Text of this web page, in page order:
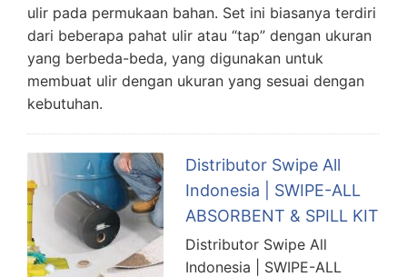
ulir pada permukaan bahan. Set ini biasanya terdiri
dari beberapa pahat ulir atau “tap” dengan ukuran
yang berbeda-beda, yang digunakan untuk
membuat ulir dengan ukuran yang sesuai dengan
kebutuhan.
Distributor Swipe All
Indonesia | SWIPE-ALL
ABSORBENT & SPILL KIT
Distributor Swipe All
Indonesia | SWIPE-ALL